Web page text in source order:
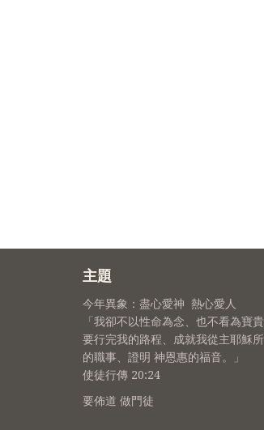
主題
今年異象：盡心愛神 熱心愛人
「我卻不以性命為念、也不看為寶
要行完我的路程、成就我從主耶穌
的職事、證明 神恩惠的福音。」
使徒行傳 20:24
要佈道 做門徒